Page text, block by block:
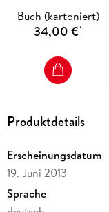
Buch (kartoniert)
34,00 €*
Produktdetails
Erscheinungsdatum
19. Juni 2013
Sprache